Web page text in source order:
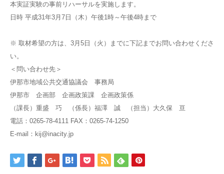
本実証実験の事前リハーサルを実施します。
日時 平成31年3月7日（木）午後1時～午後4時まで
※ 取材希望の方は、3月5日（火）までに下記までお問い合わせくださ
い。
＜問い合わせ先＞
伊那市地域公共交通協議会 事務局
伊那市 企画部 企画政策課 企画政策係
（課長）重盛 巧 （係長）福澤 誠 （担当）大久保 亘
電話：0265-78-4111 FAX：0265-74-1250
E-mail：kij@inacity.jp